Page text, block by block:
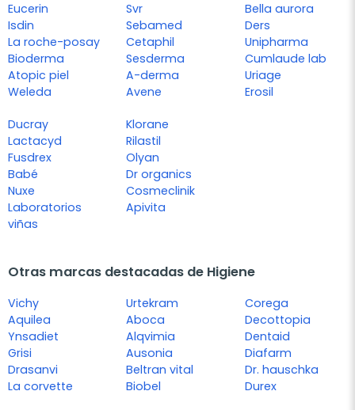
Eucerin
Isdin
La roche-posay
Bioderma
Atopic piel
Weleda
Svr
Sebamed
Cetaphil
Sesderma
A-derma
Avene
Bella aurora
Ders
Unipharma
Cumlaude lab
Uriage
Erosil
Ducray
Lactacyd
Fusdrex
Babé
Nuxe
Laboratorios
viñas
Klorane
Rilastil
Olyan
Dr organics
Cosmeclinik
Apivita
Otras marcas destacadas de Higiene
Vichy
Aquilea
Ynsadiet
Grisi
Drasanvi
La corvette
Urtekram
Aboca
Alqvimia
Ausonia
Beltran vital
Biobel
Corega
Decottopia
Dentaid
Diafarm
Dr. hauschka
Durex